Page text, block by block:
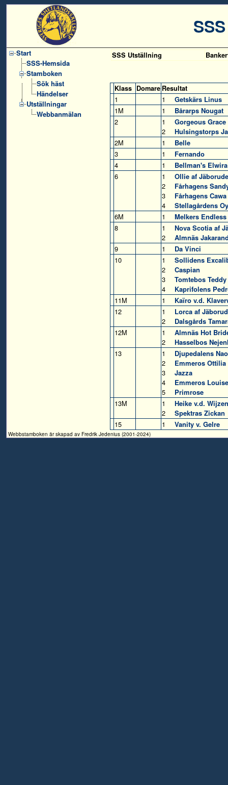
Start
SSS-Hemsida
Stamboken
Sök häst
Händelser
Utställningar
Webbanmälan
SSS Utställning
Klass Domare Resultat
1 1
Getskärs Linus
1M
1
Bårarps Nougat
2
1
Gorgeous Grace
2
Hulsingstorps
2M
1
Belle
3
1
Fernando
4
1
Bellman's Elwira
6
1
Ollie af
2
Fårhagens
3
Fårhagens
4
Stellagårdens
6M
1
Melkers
8
1
Nova Scotia af
2
Almnäs
9
1
Da Vinci
10
1
Sollidens
2
Caspian
3
Tomtebos Teddy
4
Kaprifolens
11M
1
Kaïro v.d.
12
1
Lorca af
2
Dalsgårds
12M
1
Almnäs Hot
2
Hasselbos
13
1
Djupedalens
2
Emmeros Ottilia
3
Jazza
4
Emmeros Louise
5
Primrose
13M
1
Heike v.d.
2
Spektras Zickan
15
1 Vanity v. Gelre
Webbstamboken är skapad av Fredrik Jedenius (2001-2024)